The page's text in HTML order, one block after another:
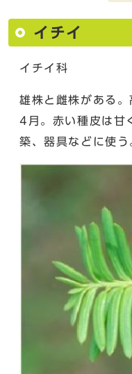
イチイ
イチイ科
雄株と雌株がある
4月。赤い種皮は甘
築、器具などに使う